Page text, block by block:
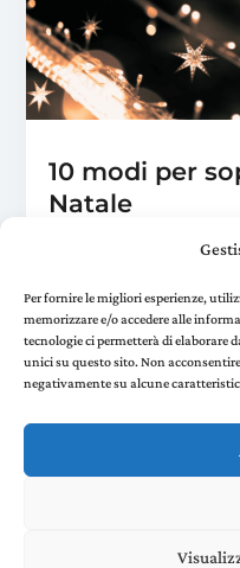
Per fornire le migliori esperienze,
memorizzare e/o accedere alle
tecnologie ci permetterà di elaborare
unici su questo sito. Non
negativamente su alcune
10 modi per
Natale
Natale, fanno l'albero
volteggiano
altri. Stare insieme
and Cookie Policy